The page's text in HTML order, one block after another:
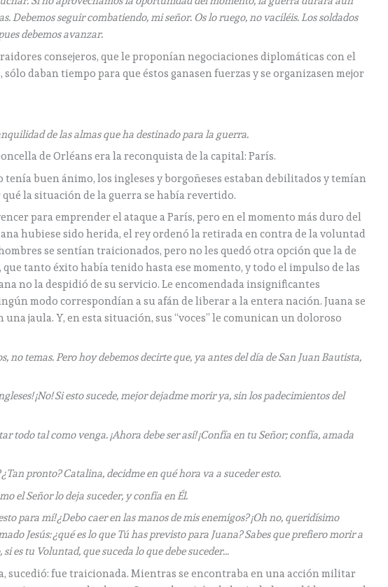
Debemos seguir combatiendo, mi señor. Os lo ruego, no vaciléis. Los soldados
debemos avanzar.
consejeros, que le proponían negociaciones diplomáticas con el
sólo daban tiempo para que éstos ganasen fuerzas y se organizasen mejor
de las almas que ha destinado para la guerra.
de Orléans era la reconquista de la capital: París.
buen ánimo, los ingleses y borgoñeses estaban debilitados y temían
la situación de la guerra se había revertido.
para emprender el ataque a París, pero en el momento más duro del
hubiese sido herida, el rey ordenó la retirada en contra de la voluntad
se sentían traicionados, pero no les quedó otra opción que la de
tanto éxito había tenido hasta ese momento, y todo el impulso de las
no la despidió de su servicio. Le encomendada insignificantes
modo correspondían a su afán de liberar a la entera nación. Juana se
una jaula. Y, en esta situación, sus “voces” le comunican un doloroso
no temas. Pero hoy debemos decirte que, ya antes del día de San Juan Bautista,
¡No! Si esto sucede, mejor dejadme morir ya, sin los padecimientos del
todo tal como venga. ¡Ahora debe ser así! ¡Confía en tu Señor; confía, amada
¿Tan pronto? Catalina, decidme en qué hora va a suceder esto.
el Señor lo deja suceder, y confía en Él.
para mí! ¿Debo caer en las manos de mis enemigos? ¡Oh no, queridísimo
Jesús: ¿qué es lo que Tú has previsto para Juana? Sabes que prefiero morir a
si es tu Voluntad, que suceda lo que debe suceder…
sucedió: fue traicionada. Mientras se encontraba en una acción militar